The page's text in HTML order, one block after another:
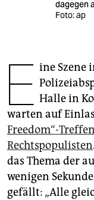
unterstützen
abo
genossenschaft
epaper login
dagegen
Foto: ap
E ine Szene
Halle in
warten auf
Freedom“-
Rechtspopulisten
das Thema der
wenigen
gefällt: „Alle